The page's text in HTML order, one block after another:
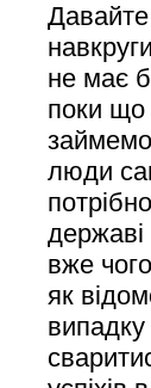
не має
поки що
люди
вже
як